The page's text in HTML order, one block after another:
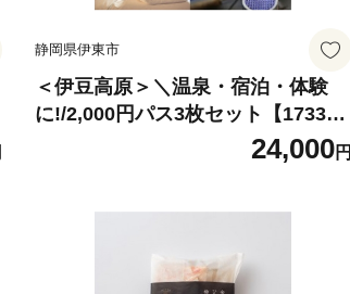
静岡県伊東市
＜伊豆高原＞＼温泉・宿泊・体験
に!/2,000円パス3枚セット【173333
24,000円